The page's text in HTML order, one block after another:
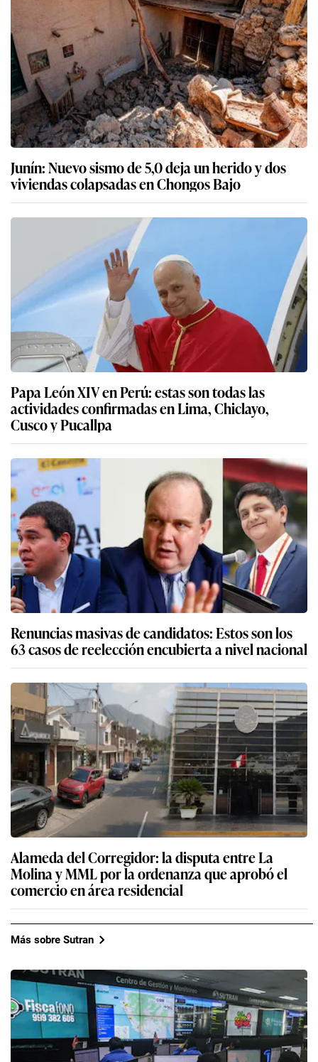
Junín: Nuevo sismo de 5,0 deja un herido y dos
viviendas colapsadas en Chongos Bajo
Papa León XIV en Perú: estas son todas las
actividades confirmadas en Lima, Chiclayo,
Cusco y Pucallpa
Renuncias masivas de candidatos: Estos son los
63 casos de reelección encubierta a nivel nacional
Alameda del Corregidor: la disputa entre La
Molina y MML por la ordenanza que aprobó el
comercio en área residencial
Más sobre Sutran